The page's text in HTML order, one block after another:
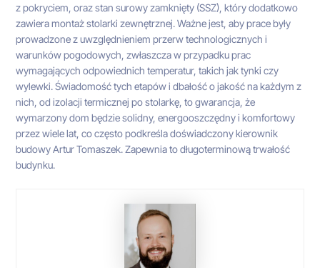
z pokryciem, oraz stan surowy zamknięty (SSZ), który dodatkowo
zawiera montaż stolarki zewnętrznej. Ważne jest, aby prace były
prowadzone z uwzględnieniem przerw technologicznych i
warunków pogodowych, zwłaszcza w przypadku prac
wymagających odpowiednich temperatur, takich jak tynki czy
wylewki. Świadomość tych etapów i dbałość o jakość na każdym z
nich, od izolacji termicznej po stolarkę, to gwarancja, że
wymarzony dom będzie solidny, energooszczędny i komfortowy
przez wiele lat, co często podkreśla doświadczony kierownik
budowy Artur Tomaszek. Zapewnia to długoterminową trwałość
budynku.